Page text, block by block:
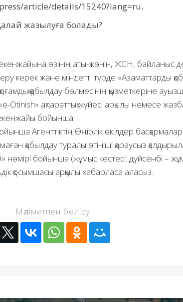
article/details/15240?lang=ru.
жазылуға болады?
өзінің аты-жөнін, ЖСН, байланыс
керек және міндетті түрде «Азаматтарды
қабылдау бөлмесінің қызметкеріне
Otinish» ақпараттық жүйесі арқылы немесе
бойынша.
Агенттіктің Өңірлік өкілдер
қабылдау туралы өтініші қараусыз
нөмірі бойынша (жұмыс кестесі: дүйсенбі –
қосымшасы арқылы хабарласа аласыз.
Мәліметпен бөлісу: